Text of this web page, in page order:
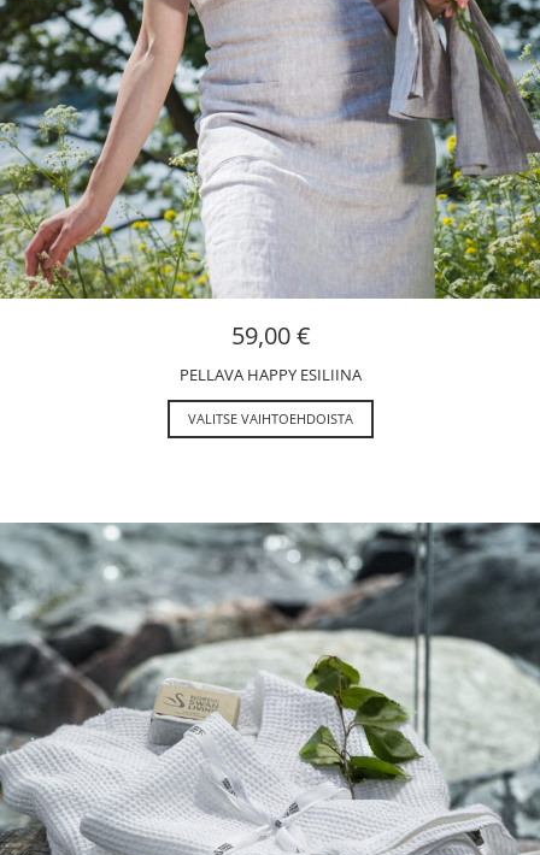
59,00€
PELLAVA HAPPY ESILIINA
VALITSE VAIHTOEHDOISTA